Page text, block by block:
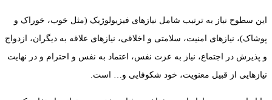
این سطوح نیاز به ترتیب شامل نیازهای فیزیولوژیک (مثل خوب، خوراک و
پوشاک)، نیازهای امنیت، سلامتی و اخلاقی، نیازهای علاقه به دیگران، ازدواج
و پذیرش در اجتماع، نیاز به عزت نفس، اعتماد به نفس و احترام و در نهایت
نیازهایی از قبیل معنویت، خود شکوفایی و… است.